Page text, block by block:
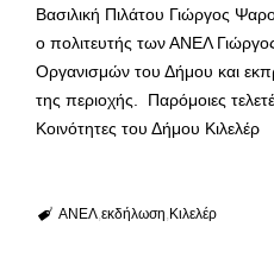
Βασιλική Πιλάτου Γιώργος
ο πολιτευτής των ΑΝΕΛ
Οργανισμών του Δήμου και
της περιοχής. Παρόμοιες
Κοινότητες του Δήμου Κιλελέρ
ΑΝΕΛ εκδήλωση Κιλελέρ